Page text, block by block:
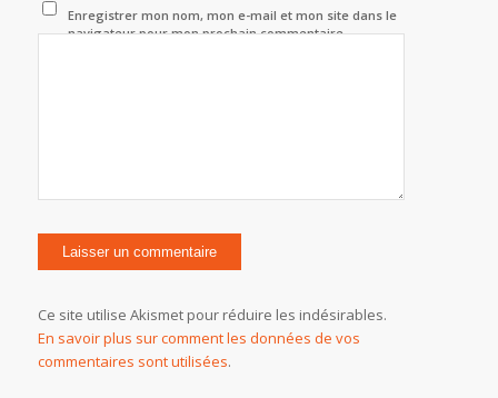
Enregistrer mon nom, mon e-mail et mon site dans le
navigateur pour mon prochain commentaire.
Ce site utilise Akismet pour réduire les indésirables.
En savoir plus sur comment les données de vos
commentaires sont utilisées.